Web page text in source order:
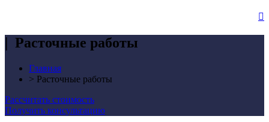

| Расточные работы
Главная
> Расточные работы
Рассчитать стоимость
Получить консультацию